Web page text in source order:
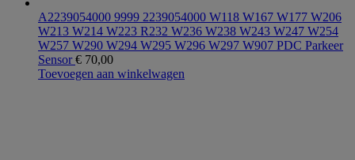
A2239054000 9999 2239054000 W118 W167 W177 W206
W213 W214 W223 R232 W236 W238 W243 W247 W254
W257 W290 W294 W295 W296 W297 W907 PDC Parkeer
Sensor€ 70,00
Toevoegen aan winkelwagen